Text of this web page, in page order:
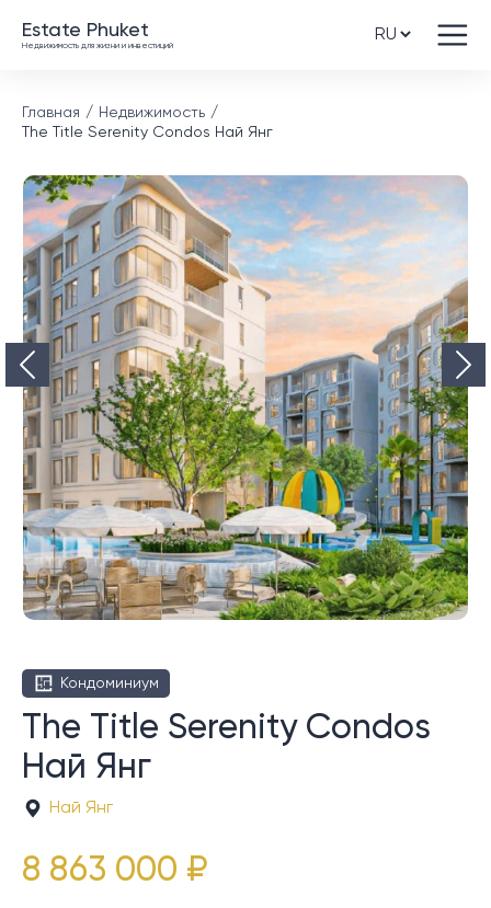
Estate Phuket
Недвижимость для жизни и инвестиций
Главная
Недвижимость
The Title Serenity Condos Най Янг
Кондоминиум
The Title Serenity Condos
Най Янг
Най Янг
8 863 000 ₽